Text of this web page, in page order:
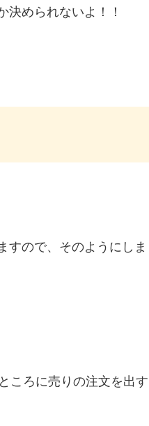
められないよ！！
すので、そのようにしま
ころに売りの注文を出す